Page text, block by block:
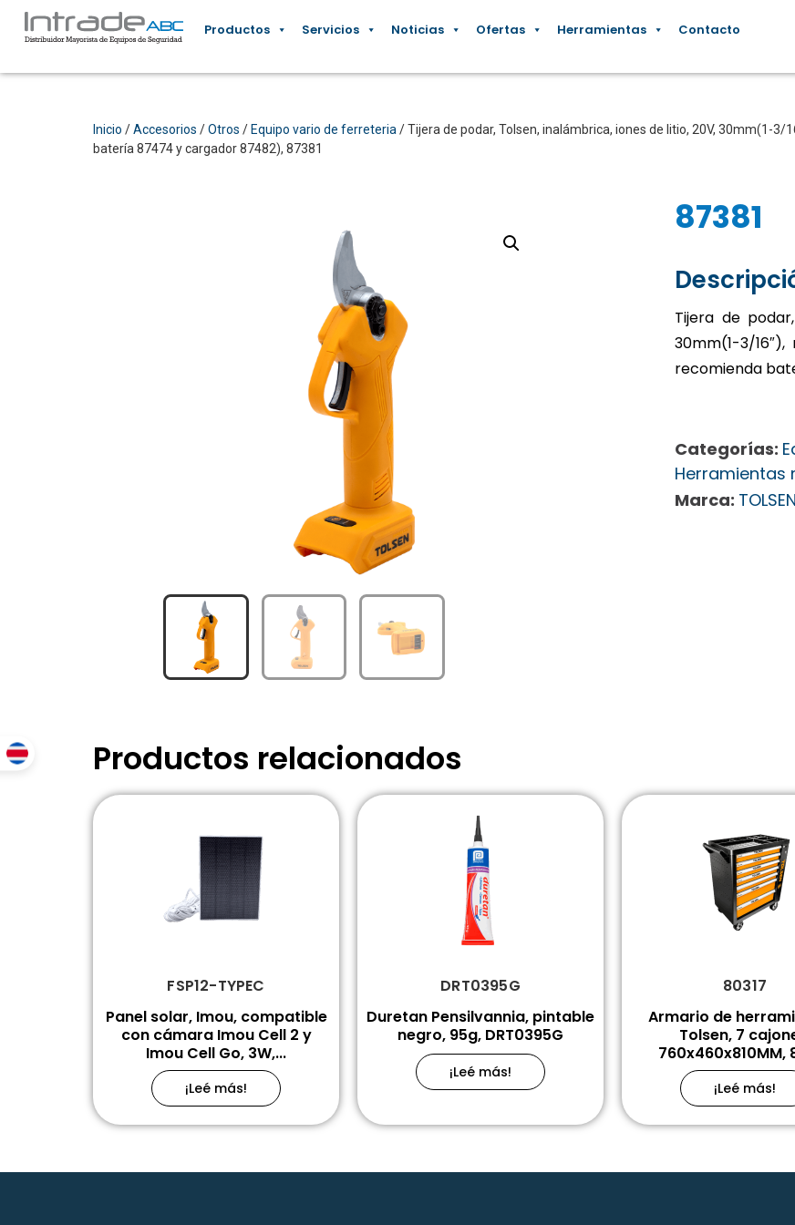
Productos Servicios Noticias Ofertas Herramientas Contacto
Inicio /Accesorios /Otros / Equipo vario de ferreteria / Tijera de podar, Tolsen, inalámbrica, iones de litio, 20V, 30mm(1-3/
batería 87474 y cargador 87482), 87381
87381
Tijera de
30mm(1-3/
recomienda
Categorías:
Herramientas
Marca: TOLSEN
Productos relacionados
FSP12-TYPEC
Panel solar, Imou, compatible
con cámara Imou Cell 2 y
Imou Cell Go, 3W,...
¡Leé más!
DRT0395G
Duretan Pensilvannia, pintable
negro, 95g, DRT0395G
¡Leé más!
80317
Armario de
Tolsen, 7
760x460x810MM,
¡Leé más!